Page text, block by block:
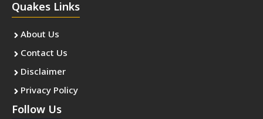
Quakes Links
About Us
Contact Us
Disclaimer
Privacy Policy
Follow Us